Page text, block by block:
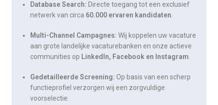
Database Search: Directe toegang tot een exclusief
netwerk van circa 60.000 ervaren kandidaten.
Multi-Channel Campagnes: Wij koppelen uw vacature
aan grote landelijke vacaturebanken en onze actieve
communities op LinkedIn, Facebook en Instagram.
Gedetailleerde Screening: Op basis van een scherp
functieprofiel verzorgen wij een zorgvuldige
voorselectie.